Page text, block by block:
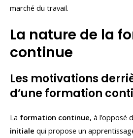
marché du travail.
La nature de la
continue
Les motivations
d’une formation
La formation continue, à l’opposé
initiale qui propose un